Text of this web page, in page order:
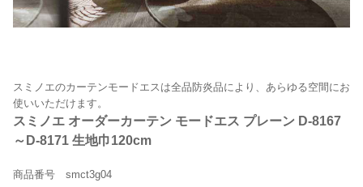
スミノエのカーテンモードエスは全品防炎品により、あらゆる空間にお
使いいただけます。
スミノエ オーダーカーテン モードエス プレーン D-8167
～D-8171 生地巾120cm
商品番号 smct3g04